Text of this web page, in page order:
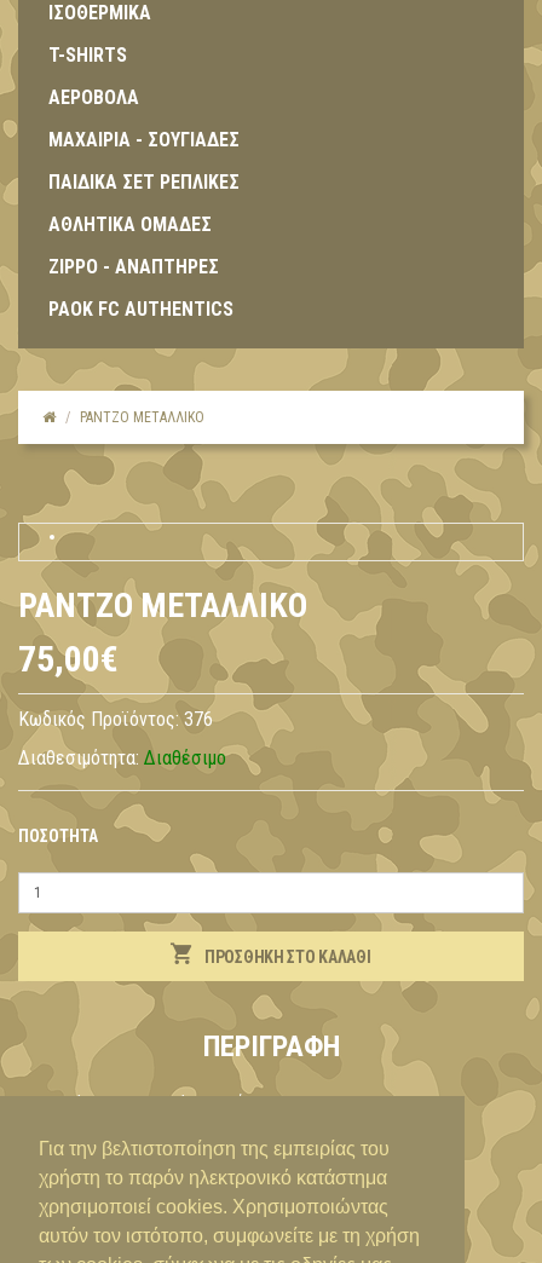
Για την βελτιστοποίηση της εμπειρίας του
χρήστη το παρόν ηλεκτρονικό κατάστημα
χρησιμοποιεί cookies. Χρησιμοποιώντας
αυτόν τον ιστότοπο, συμφωνείτε με τη χρήση
ΙΣΟΘΕΡΜΙΚΑ
T-SHIRTS
ΑΕΡΟΒΟΛΑ
ΜΑΧΑΙΡΙΑ - ΣΟΥΓΙΑΔΕΣ
ΠΑΙΔΙΚΑ ΣΕΤ ΡΕΠΛΙΚΕΣ
ΑΘΛΗΤΙΚΑ ΟΜΑΔΕΣ
ZIPPO - ΑΝΑΠΤΗΡΕΣ
PAOK FC AUTHENTICS
ΡΆΝΤΖΟ ΜΕΤΑΛΛΙΚΌ
ΡΆΝΤΖΟ ΜΕΤΑΛΛΙΚΌ
75,00€
Κωδικός Προϊόντος: 376
Διαθεσιμότητα: Διαθέσιμο
ΠΟΣΌΤΗΤΑ
ΠΡΟΣΘΉΚΗ ΣΤΟ ΚΑΛΆΘΙ
ΠΕΡΙΓΡΑΦΉ
Σκελετός: Μεταλλικός σωλήνας 32 x 25 mm
Διαστάσεις: M 190 x Π 63 x Y 41 cm
Ανοίγει και συναρμολογείται εύκολα και γρήγορα, και
αποθηκεύεται σε μακρόστενη θήκη.